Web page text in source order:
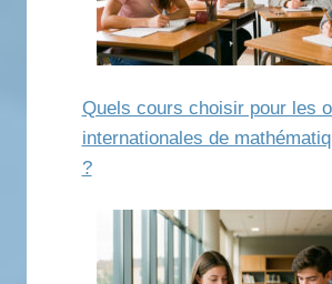
Quels cours choisir pour les
internationales de
?